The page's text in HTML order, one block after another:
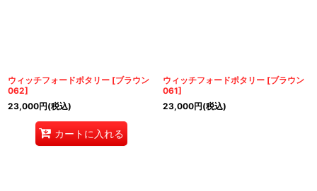
ウィッチフォードポタリー [ブラウン
062]
23,000円(税込)
カートに入れる
ウィッチフォードポタリー [ブラウン
061]
23,000円(税込)